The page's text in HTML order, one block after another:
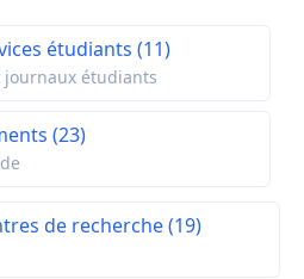
étudiants (11)
étudiants
(23)
de recherche (19)